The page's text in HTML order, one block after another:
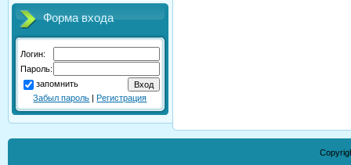
Форма входа
Логин:
Пароль:
запомнить
Забыл пароль
Регистрация